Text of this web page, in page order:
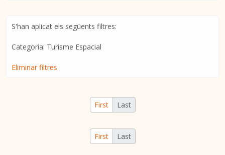
S'han aplicat els següents filtres:
Categoria: Turisme Espacial
Eliminar filtres
First Last
First Last